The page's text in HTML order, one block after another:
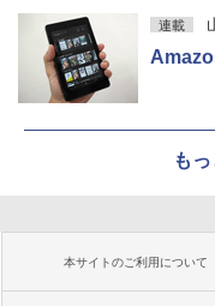
連載
も
本サイトのご利用について